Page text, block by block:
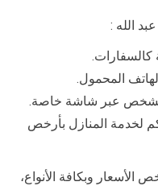
الله :
كالسفارات.
المحمول.
الشخص عبر شاشة خاصة.
لخدمة المنازل بأرخص
الأسعار وبكافة الأنواع،